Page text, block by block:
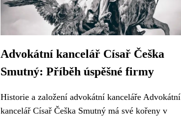
Advokátní kancelář Císař Češka
Smutný: Příběh úspěšné firmy
Historie a založení advokátní kanceláře Advokátní
kancelář Císař Češka Smutný má své kořeny v